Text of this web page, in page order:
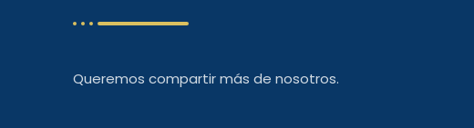
Queremos compartir más de nosotros.